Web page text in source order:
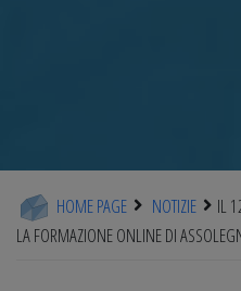
HOME PAGE NOTIZIE
IL
LA FORMAZIONE ONLINE DI